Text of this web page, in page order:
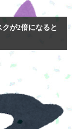
クが2倍になると